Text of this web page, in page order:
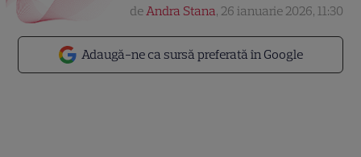
Adaugă-ne ca sursă preferată în Google
deAndra Stana, 26 ianuarie 2026, 11:30